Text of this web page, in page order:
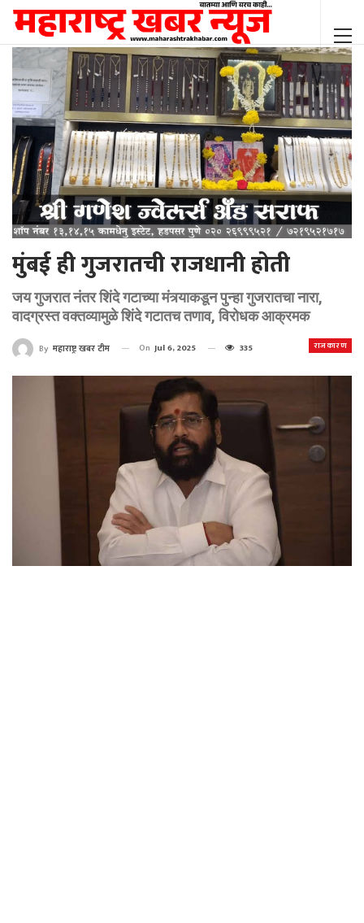
मुंबई ही गुजरातची राजधानी होती
जय गुजरात नंतर शिंदे गटाच्या मंत्र्याकडून पुन्हा गुजरातचा नारा,
वादग्रस्त वक्तव्यामुळे शिंदे गटातच तणाव, विरोधक आक्रमक
राजकारण
By महाराष्ट्र खबर टीम On Jul 6, 2025 335